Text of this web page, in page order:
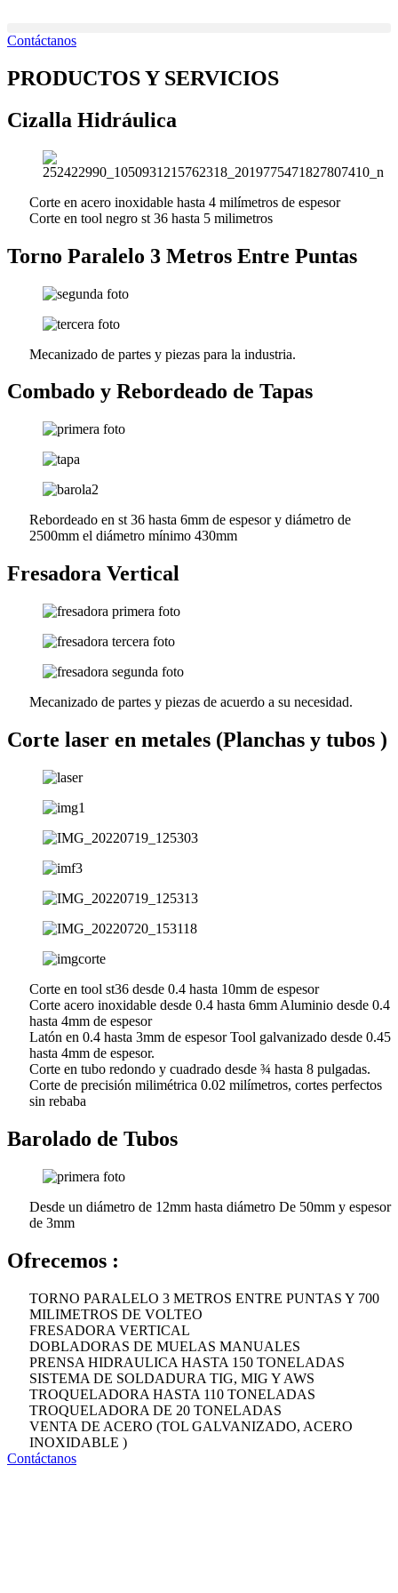
contenido
Contáctanos
PRODUCTOS Y SERVICIOS
Cizalla Hidráulica
Corte en acero inoxidable hasta 4 milímetros de espesor
Corte en tool negro st 36 hasta 5 milimetros
Torno Paralelo 3 Metros Entre Puntas
Mecanizado de partes y piezas para la industria.
Combado y Rebordeado de Tapas
Rebordeado en st 36 hasta 6mm de espesor y diámetro de
2500mm el diámetro mínimo 430mm
Fresadora Vertical
Mecanizado de partes y piezas de acuerdo a su necesidad.
Corte laser en metales (Planchas y tubos )
Corte en tool st36 desde 0.4 hasta 10mm de espesor
Corte acero inoxidable desde 0.4 hasta 6mm Aluminio desde 0.4
hasta 4mm de espesor
Latón en 0.4 hasta 3mm de espesor Tool galvanizado desde 0.45
hasta 4mm de espesor.
Corte en tubo redondo y cuadrado desde ¾ hasta 8 pulgadas.
Corte de precisión milimétrica 0.02 milímetros, cortes perfectos
sin rebaba
Barolado de Tubos
Desde un diámetro de 12mm hasta diámetro De 50mm y espesor
de 3mm
Ofrecemos :
TORNO PARALELO 3 METROS ENTRE PUNTAS Y 700
MILIMETROS DE VOLTEO
FRESADORA VERTICAL
DOBLADORAS DE MUELAS MANUALES
PRENSA HIDRAULICA HASTA 150 TONELADAS
SISTEMA DE SOLDADURA TIG, MIG Y AWS
TROQUELADORA HASTA 110 TONELADAS
TROQUELADORA DE 20 TONELADAS
VENTA DE ACERO (TOL GALVANIZADO, ACERO
INOXIDABLE )
Contáctanos